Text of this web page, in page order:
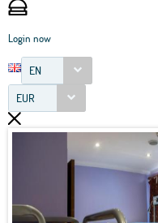
Login now
EN
EUR